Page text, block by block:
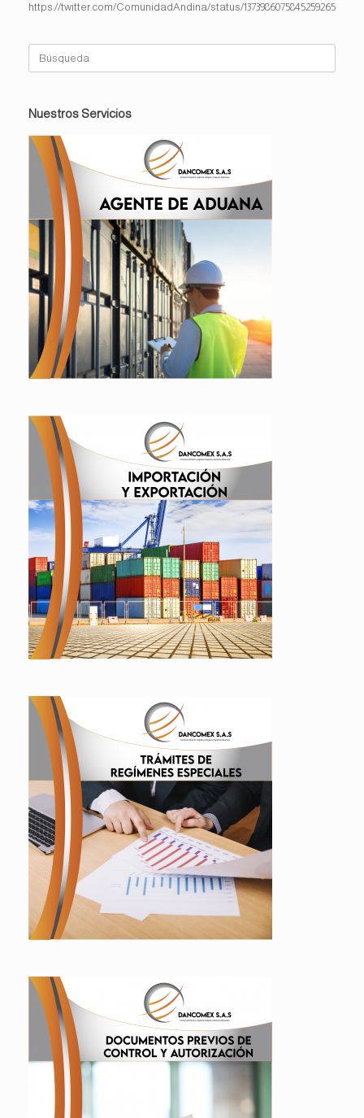
https://twitter.com/ComunidadAndina/status/1373986075845259265
Nuestros Servicios